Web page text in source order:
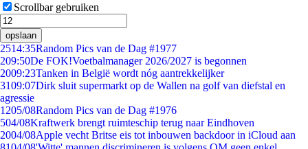
Scrollbar gebruiken
opslaan
2514:35Random Pics van de Dag #1977
209:50De FOK!Voetbalmanager 2026/2027 is begonnen
2009:23Tanken in België wordt nóg aantrekkelijker
3109:07Dirk sluit supermarkt op de Wallen na golf van diefstal en
agressie
1205/08Random Pics van de Dag #1976
504/08Kraftwerk brengt ruimteschip terug naar Eindhoven
2004/08Apple vecht Britse eis tot inbouwen backdoor in iCloud aan